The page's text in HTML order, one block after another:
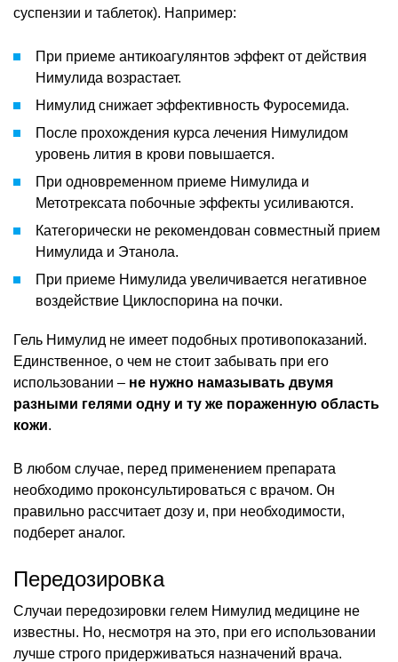
суспензии и таблеток). Например:
При приеме антикоагулянтов эффект от действия
Нимулида возрастает.
Нимулид снижает эффективность Фуросемида.
После прохождения курса лечения Нимулидом
уровень лития в крови повышается.
При одновременном приеме Нимулида и
Метотрексата побочные эффекты усиливаются.
Категорически не рекомендован совместный прием
Нимулида и Этанола.
При приеме Нимулида увеличивается негативное
воздействие Циклоспорина на почки.
Гель Нимулид не имеет подобных противопоказаний.
Единственное, о чем не стоит забывать при его
использовании – не нужно намазывать двумя
разными гелями одну и ту же пораженную область
кожи.
В любом случае, перед применением препарата
необходимо проконсультироваться с врачом. Он
правильно рассчитает дозу и, при необходимости,
подберет аналог.
Передозировка
Случаи передозировки гелем Нимулид медицине не
известны. Но, несмотря на это, при его использовании
лучше строго придерживаться назначений врача.